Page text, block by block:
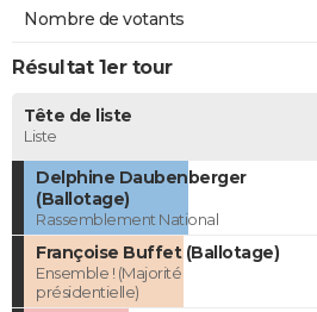
Nombre de votants
Résultat 1er tour
Tête de liste
Liste
Delphine Daubenberger
(Ballotage)
Rassemblement National
Françoise Buffet (Ballotage)
Ensemble ! (Majorité
présidentielle)